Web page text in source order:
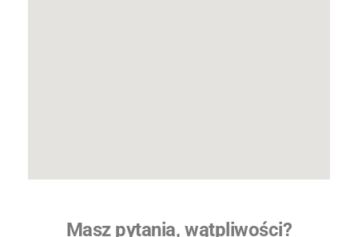
Masz pytania, wątpliwości?